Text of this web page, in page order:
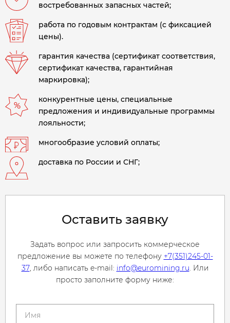
востребованных запасных частей;
работа по годовым контрактам (с фиксацией
цены).
гарантия качества (сертификат соответствия,
сертификат качества, гарантийная
маркировка);
конкурентные цены, специальные
предложения и индивидуальные программы
лояльности;
многообразие условий оплаты;
доставка по России и СНГ;
Оставить заявку
Задать вопрос или запросить коммерческое
предложение вы можете по телефону +7(351)245-01-
37, либо написать e-mail: info@euromining.ru. Или
просто заполните форму ниже: